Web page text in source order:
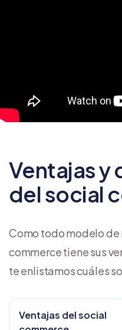
Ventajas y
del social
Como todo modelo de
commerce tiene sus
te enlistamos cuáles
Ventajas del social